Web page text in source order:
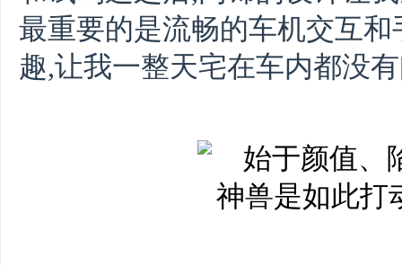
最重要的是流畅的车机交互
趣,让我一整天宅在车内都没